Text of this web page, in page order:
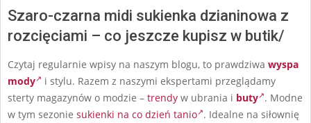
Szaro-czarna midi sukienka dzianinowa z
rozcięciami – co jeszcze kupisz w butik/
Czytaj regularnie wpisy na naszym blogu, to prawdziwa wyspa
mody
i stylu. Razem z naszymi ekspertami przeglądamy
sterty magazynów o modzie – trendy w ubrania i buty . Modne
w tym sezonie sukienki na co dzień tanio . Idealne na siłownię